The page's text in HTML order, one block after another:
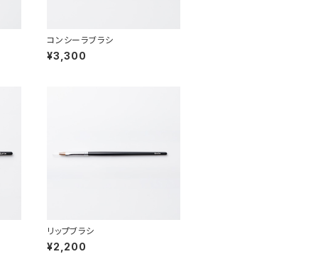
コンシーラブラシ
¥3,300
リップブラシ
¥2,200